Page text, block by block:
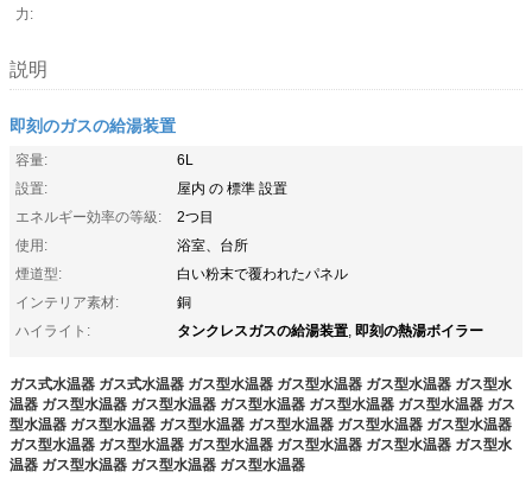
力:
説明
即刻のガスの給湯装置
容量:
6L
設置:
屋内 の 標準 設置
エネルギー効率の等級:
2つ目
使用:
浴室、台所
煙道型:
白い粉末で覆われたパネル
インテリア素材:
銅
ハイライト:
タンクレスガスの給湯装置, 即刻の熱湯ボイラー
ガス式水温器 ガス式水温器 ガス型水温器 ガス型水温器 ガス型水温器 ガス型水
温器 ガス型水温器 ガス型水温器 ガス型水温器 ガス型水温器 ガス型水温器 ガス
型水温器 ガス型水温器 ガス型水温器 ガス型水温器 ガス型水温器 ガス型水温器
ガス型水温器 ガス型水温器 ガス型水温器 ガス型水温器 ガス型水温器 ガス型水
温器 ガス型水温器 ガス型水温器 ガス型水温器